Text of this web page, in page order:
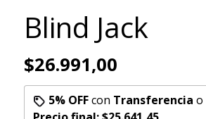
Blind Jack
$26.991,00
5% OFFcon Transferencia o